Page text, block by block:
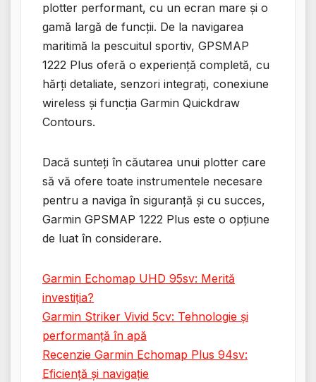
plotter performant, cu un ecran mare și o
gamă largă de funcții. De la navigarea
maritimă la pescuitul sportiv, GPSMAP
1222 Plus oferă o experiență completă, cu
hărți detaliate, senzori integrați, conexiune
wireless și funcția Garmin Quickdraw
Contours.
Dacă sunteți în căutarea unui plotter care
să vă ofere toate instrumentele necesare
pentru a naviga în siguranță și cu succes,
Garmin GPSMAP 1222 Plus este o opțiune
de luat în considerare.
Garmin Echomap UHD 95sv: Merită
investiția?
Garmin Striker Vivid 5cv: Tehnologie și
performanță în apă
Recenzie Garmin Echomap Plus 94sv:
Eficiență și navigație